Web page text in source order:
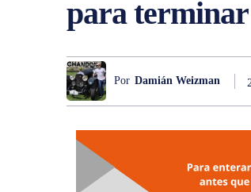
para
Por Damián Weizman